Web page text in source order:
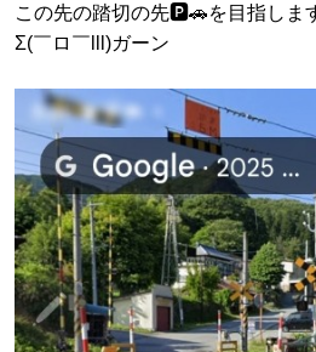
この先の踏切の先🅿️🚗を目指しま
Σ(￣ロ￣lll)ガーン